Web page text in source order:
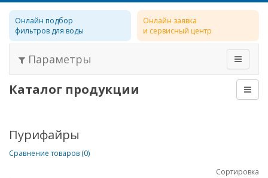
Онлайн подбор
фильтров для воды
Онлайн заявка
и сервисный центр
Параметры
Каталог продукции
Пурифайры
Сравнение товаров (0)
Сортировка